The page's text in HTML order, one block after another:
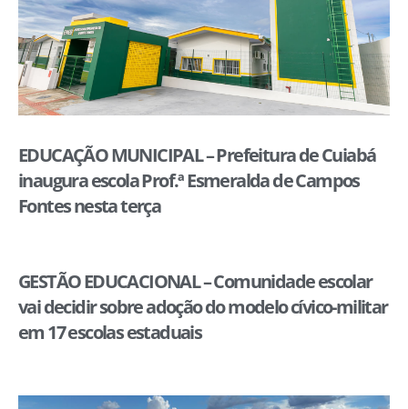
EDUCAÇÃO MUNICIPAL – Prefeitura de Cuiabá
inaugura escola Prof.ª Esmeralda de Campos
Fontes nesta terça
GESTÃO EDUCACIONAL – Comunidade escolar
vai decidir sobre adoção do modelo cívico-militar
em 17 escolas estaduais